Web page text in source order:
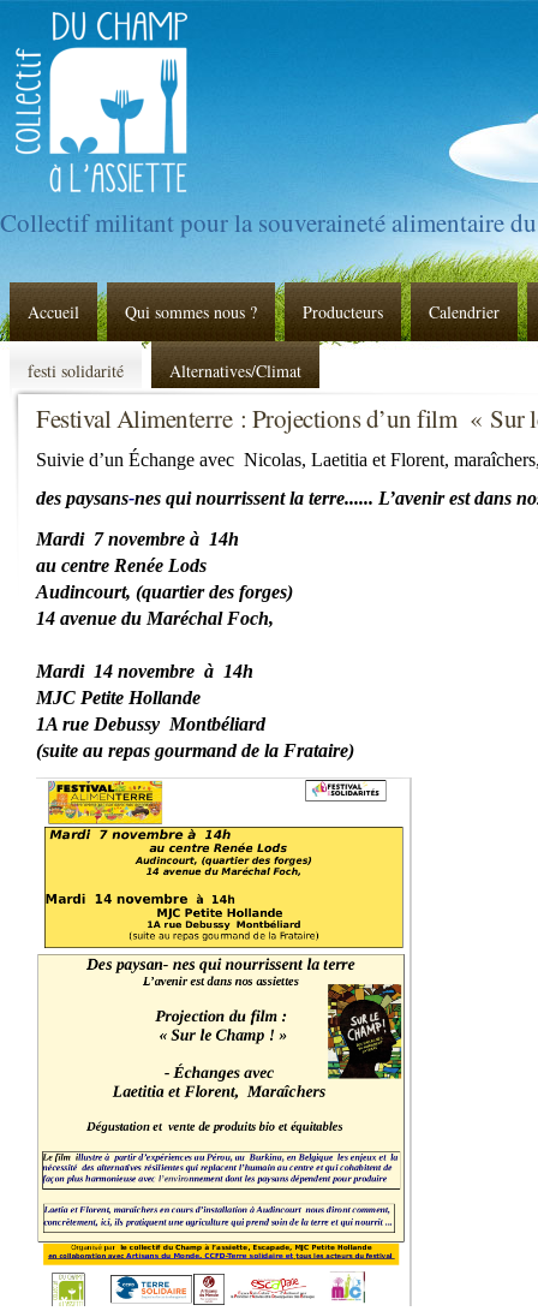
Collectif militant pour la souveraineté alimentaire
Accueil Qui sommes nous ? Producteurs Calendrier
festi solidarité Alternatives/Climat
Festival Alimenterre : Projections d’un film « Sur
Suivie d’un Échange avec Nicolas, Laetitia et Florent,
des paysans-nes qui nourrissentla terre...... L’avenir est dans
Mardi 7 novembre à 14h
au centre Renée Lods
Audincourt, (quartier des forges)
14 avenue du Maréchal Foch,
Mardi 14 novembre à 14h
MJC Petite Hollande
1A rue Debussy Montbéliard
(suite au repas gourmand de la Frataire)